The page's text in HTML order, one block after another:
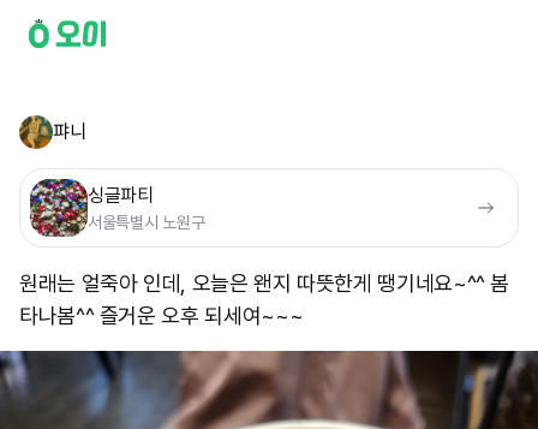
퍄니
싱글파티
서울특별시 노원구
원래는 얼죽아 인데, 오늘은 왠지 따뜻한게 땡기네요~^^ 봄
타나봄^^ 즐거운 오후 되세여~~~